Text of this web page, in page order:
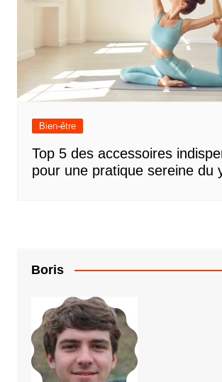
Bien-être
Top 5 des accessoires
pour une pratique sereine du
Boris